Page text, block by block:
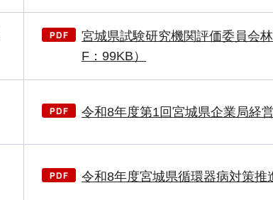
宮城県試験研究機関評価委員会
F：99KB）
令和8年度第1回宮城県企業局経
令和8年度宮城県循環器病対策推